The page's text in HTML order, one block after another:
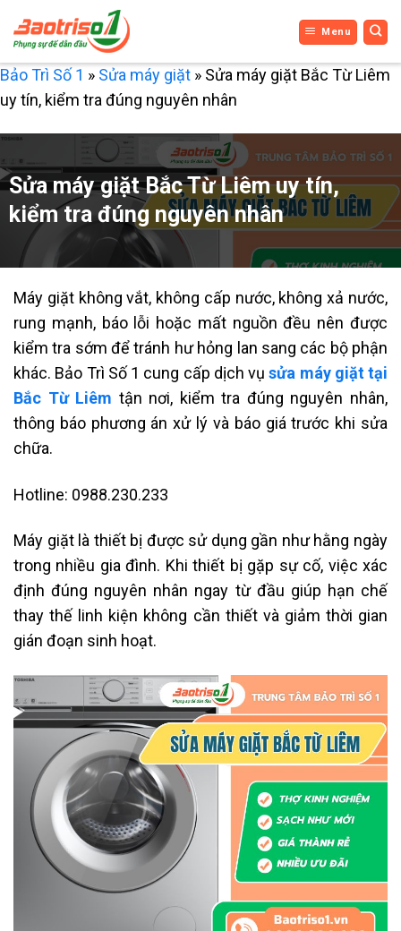
qua
nội
dung
Menu
Bảo Trì Số 1 » Sửa máy giặt » Sửa máy giặt Bắc Từ Liêm
uy tín, kiểm tra đúng nguyên nhân
Sửa máy giặt Bắc Từ Liêm uy tín,
kiểm tra đúng nguyên nhân
Máy giặt không vắt, không cấp nước, không xả nước,
rung mạnh, báo lỗi hoặc mất nguồn đều nên được
kiểm tra sớm để tránh hư hỏng lan sang các bộ phận
khác. Bảo Trì Số 1 cung cấp dịch vụsửa máy giặt tại
Bắc Từ Liêm tận nơi, kiểm tra đúng nguyên nhân,
thông báo phương án xử lý và báo giá trước khi sửa
chữa.
Hotline: 0988.230.233
Máy giặt là thiết bị được sử dụng gần như hằng ngày
trong nhiều gia đình. Khi thiết bị gặp sự cố, việc xác
định đúng nguyên nhân ngay từ đầu giúp hạn chế
thay thế linh kiện không cần thiết và giảm thời gian
gián đoạn sinh hoạt.